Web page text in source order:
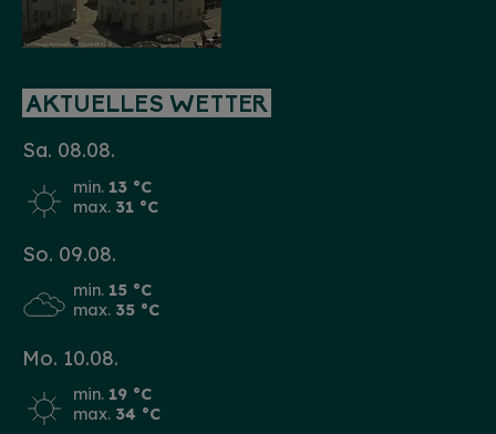
AKTUELLES WETTER
Sa. 08.08.
min. 13 °C
max. 31 °C
So. 09.08.
min. 15 °C
max. 35 °C
Mo. 10.08.
min. 19 °C
max. 34 °C